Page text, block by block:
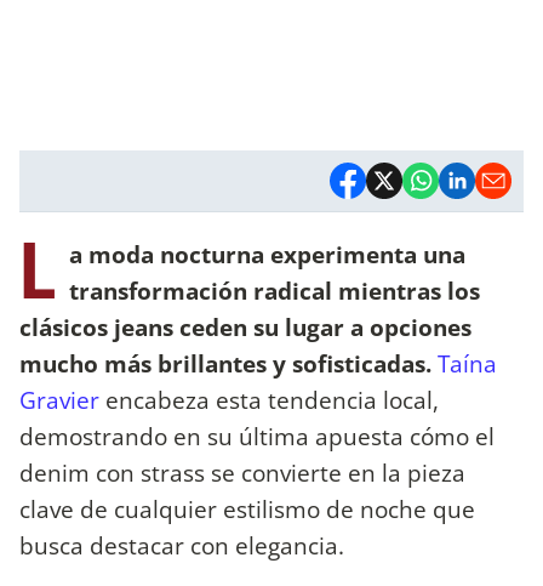
L a moda nocturna experimenta una
transformación radical mientras los
clásicos jeans ceden su lugar a opciones
mucho más brillantes y sofisticadas.Taína
Gravier encabeza esta tendencia local,
demostrando en su última apuesta cómo el
denim con strass se convierte en la pieza
clave de cualquier estilismo de noche que
busca destacar con elegancia.